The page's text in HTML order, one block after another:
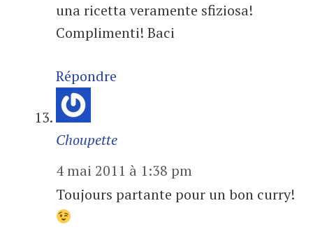
una ricetta veramente sfiziosa!
Complimenti! Baci
Répondre
Choupette
4 mai 2011 à 1:38 pm
Toujours partante pour un bon curry!